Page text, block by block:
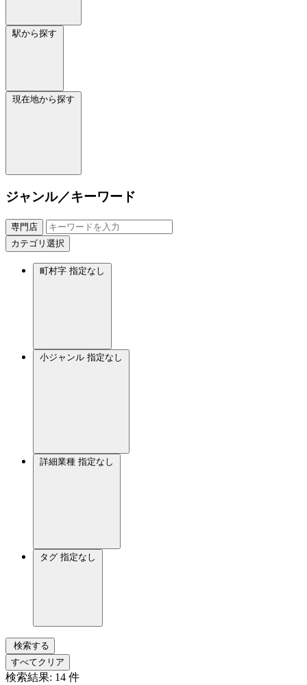
駅から探す
現在地から探す
ジャンル／キーワード
専門店
カテゴリ選択
町村字 指定なし
小ジャンル 指定なし
詳細業種 指定なし
タグ 指定なし
検索する
すべてクリア
検索結果: 14 件